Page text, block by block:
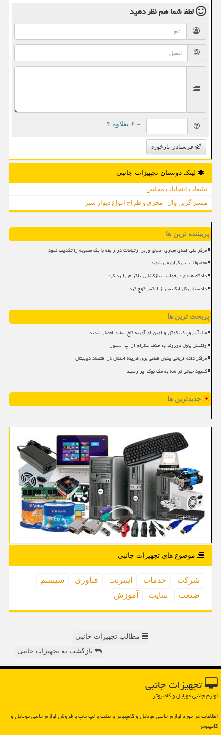
لطفا شما همنظر دهید
= ۶ بعلاوه ۳
فرستادن بازخورد
لینک دوستان تجهیزات جانبی
تبلیغات انتخابات مجلس
مستر گرین وال | مجری و طراح انواع دیوار سبز
پربیننده ترین ها
مرکز ملی فضای مجازی ادعای وزیر ارتباطات در رابطه با یک مصوبه را تکذیب نمود
محصولات اپل گران می شوند
دادگاه هندی درخواست بازگشایی تلگرام را رد کرد
دادستانی کل انگلیس از ایکس کوچ کرد
پربحث ترین ها
متا، آنتروپیک، گوگل و اوپن ای آی به کاخ سفید احضار شدند
واکنش پاول دوروف به حذف تلگرام از اپ استور
مراکز داده قربانی پنهان قطعی برق هزینه اختلال در اقتصاد دیجیتال
کمبود جهانی تراشه به مک بوک ایر رسید
جدیدترین ها
موضوع های تجهیزات جانبی
شركت خدمات اینترنت فناوری
سیستم
صنعت
سایت آموزش
مطالب تجهیزات حانبی
بازگشت به تجهیزات حانبی
تجهیزات جانبی
لوازم جانبی موبایل و کامپیوتر
اطلاعات در مورد لوازم جانبی موبایل و كامپیوتر و تبلت و لپ تاپ و فروش لوازم جانبی موبایل و
كامپیوتر